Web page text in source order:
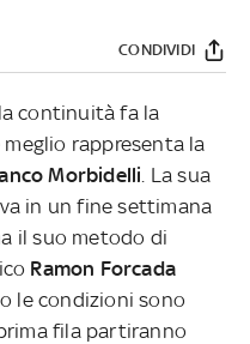
CONDIVIDI
continuità fa la
rappresenta la
Morbidelli . La sua
in un fine settimana
il suo metodo di
Ramon Forcada
le condizioni sono
fila partiranno